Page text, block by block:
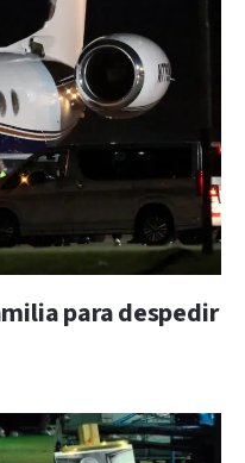
para despedir